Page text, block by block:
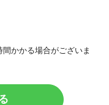
かかる場合がございま